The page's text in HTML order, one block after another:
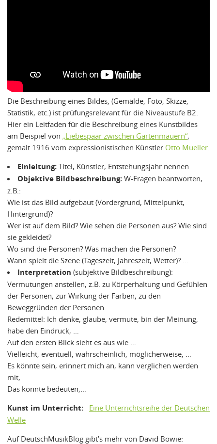
Die Beschreibung eines Bildes, (Gemälde, Foto, Skizze,
Statistik, etc.) ist prüfungsrelevant für die Niveaustufe B2.
Hier ein Leitfaden für die Beschreibung eines Kunstbildes
am Beispiel von „Liebespaar zwischen Gartenmauern“,
gemalt 1916 vom expressionistischen Künstler Otto Mueller
Einleitung: Titel, Künstler, Entstehungsjahr nennen
Objektive Bildbeschreibung: W-Fragen beantworten,
z.B.:
Wie ist das Bild aufgebaut (Vordergrund, Mittelpunkt,
Hintergrund)?
Wer ist auf dem Bild? Wie sehen die Personen aus? Wie sind
sie gekleidet?
Wo sind die Personen? Was machen die Personen?
Wann spielt die Szene (Tageszeit, Jahreszeit, Wetter)? …
Interpretation (subjektive Bildbeschreibung):
Vermutungen anstellen, z.B. zu Körperhaltung und Gefühlen
der Personen, zur Wirkung der Farben, zu den
Beweggründen der Personen
Redemittel: Ich denke, glaube, vermute, bin der Meinung,
habe den Eindruck, …
Auf den ersten Blick sieht es aus wie …
Vielleicht, eventuell, wahrscheinlich, möglicherweise, …
Es könnte sein, erinnert mich an, kann verglichen werden
mit,
Das könnte bedeuten,…
Kunst im Unterricht:
Eine Unterrichtsreihe der Deutschen
Welle
Auf DeutschMusikBlog gibt’s mehr von David Bowie: